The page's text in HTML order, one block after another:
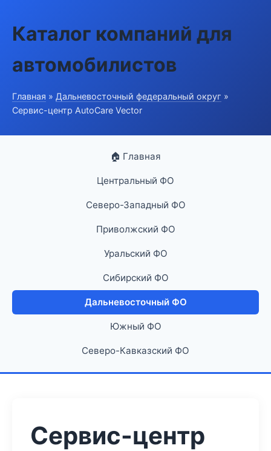
Каталог компаний для
автомобилистов
Главная » Дальневосточный федеральный округ »
Сервис-центр AutoCare Vector
🏠 Главная
Центральный ФО
Северо-Западный ФО
Приволжский ФО
Уральский ФО
Сибирский ФО
Дальневосточный ФО
Южный ФО
Северо-Кавказский ФО
Сервис-центр